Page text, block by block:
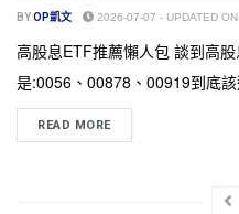
BYOP凱文 2026-07-07 - UPDATED
高股息ETF推薦懶人包 談到高
是:0056、00878、00919到底
READ MORE